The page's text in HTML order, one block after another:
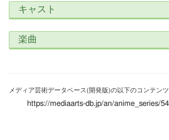
キャスト
楽曲
メディア芸術データベース(開発版)の以下のコンテン
https://mediaarts-db.jp/an/anime_series/